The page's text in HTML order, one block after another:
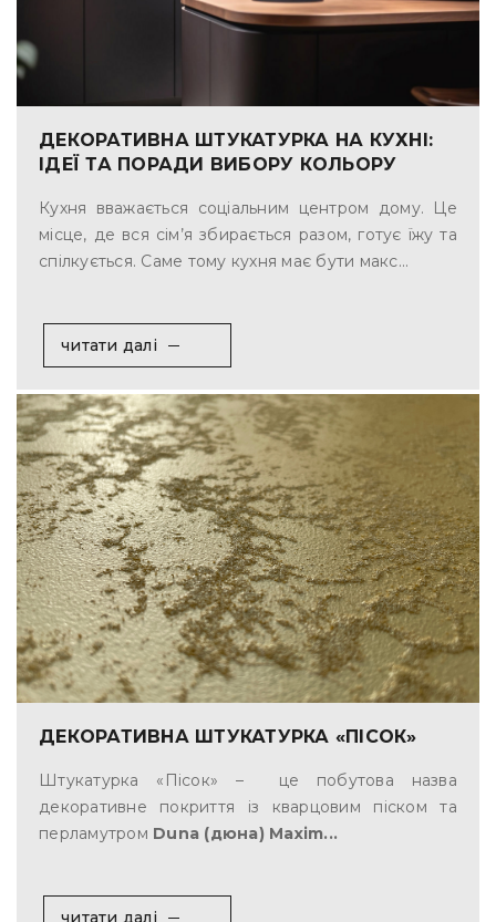
ДЕКОРАТИВНА ШТУКАТУРКА НА КУХНІ:
ІДЕЇ ТА ПОРАДИ ВИБОРУ КОЛЬОРУ
Кухня вважається соціальним центром дому. Це
місце, де вся сім’я збирається разом, готує їжу та
спілкується. Саме тому кухня має бути макс...
читати далі
ДЕКОРАТИВНА ШТУКАТУРКА «ПІСОК»
Штукатурка «Пісок» – це побутова назва
декоративне покриття із кварцовим піском та
перламутром Duna (дюна) Maxim...
читати далі